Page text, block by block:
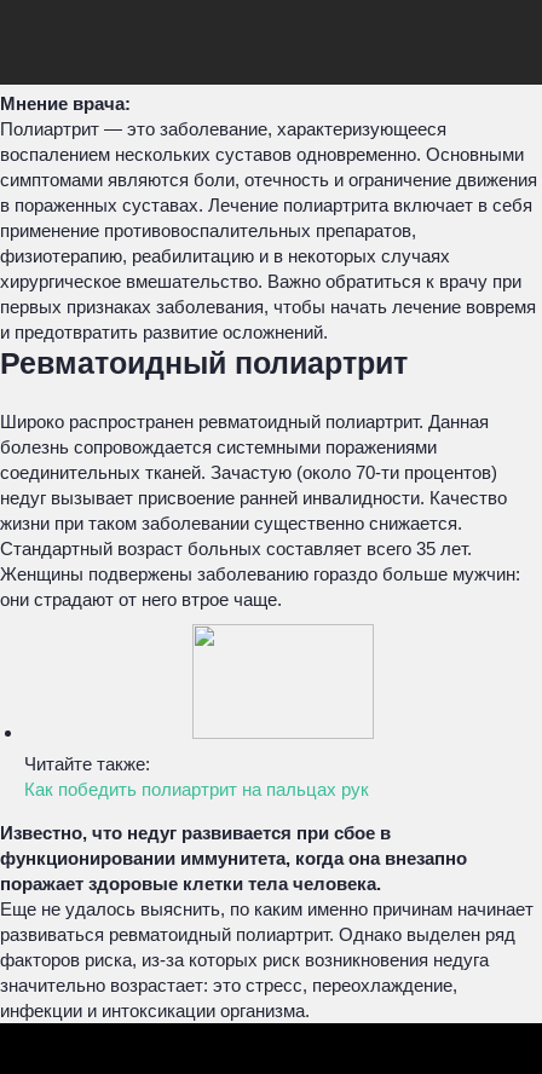
Мнение врача:
Полиартрит — это заболевание, характеризующееся
воспалением нескольких суставов одновременно. Основными
симптомами являются боли, отечность и ограничение движения
в пораженных суставах. Лечение полиартрита включает в себя
применение противовоспалительных препаратов,
физиотерапию, реабилитацию и в некоторых случаях
хирургическое вмешательство. Важно обратиться к врачу при
первых признаках заболевания, чтобы начать лечение вовремя
и предотвратить развитие осложнений.
Ревматоидный полиартрит
Широко распространен ревматоидный полиартрит. Данная
болезнь сопровождается системными поражениями
соединительных тканей. Зачастую (около 70-ти процентов)
недуг вызывает присвоение ранней инвалидности. Качество
жизни при таком заболевании существенно снижается.
Стандартный возраст больных составляет всего 35 лет.
Женщины подвержены заболеванию гораздо больше мужчин:
они страдают от него втрое чаще.
Читайте также:
Как победить полиартрит на пальцах рук
Известно, что недуг развивается при сбое в
функционировании иммунитета, когда она внезапно
поражает здоровые клетки тела человека.
Еще не удалось выяснить, по каким именно причинам начинает
развиваться ревматоидный полиартрит. Однако выделен ряд
факторов риска, из-за которых риск возникновения недуга
значительно возрастает: это стресс, переохлаждение,
инфекции и интоксикации организма.